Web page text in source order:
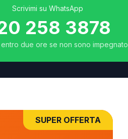
Scrivimi su WhatsApp
258 3878
due ore se non sono impegnato
SUPER OFFERTA